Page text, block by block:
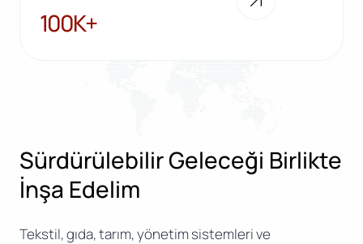
100K+
100K+
Sürdürülebilir Geleceği Birlikte
İnşa Edelim
Tekstil, gıda, tarım, yönetim sistemleri ve